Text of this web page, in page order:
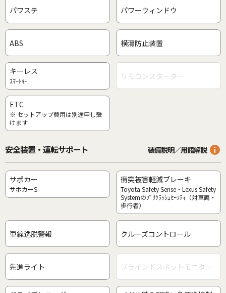
パワステ パワーウィンドウ
ABS 横滑防止装置
キーレス
ｽﾏｰﾄｷ- リモコンスターター
ETC
※ セットアップ費用は別途申し受
けます
安全装置・運転サポート 装備説明／用語解説
サポカー
サポカーS
衝突被害軽減ブレーキ
Toyota Safety Sense・Lexus Safety
Systemのﾌﾟﾘｸﾗｯｼｭｾｰﾌﾃｨ（対車両・
歩行者）
車線逸脱警報 クルーズコントロール
先進ライト ブラインドスポットモニター